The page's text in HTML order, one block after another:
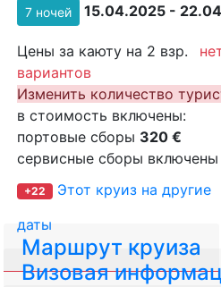
7 ночей 15.04.2025 -
Цены за каюту на 2 взр.
вариантов
Изменить количество
в стоимость включены:
портовые сборы 320 €
сервисные сборы включены
+22
Этот круиз на другие
даты
Маршрут круиза
Визовая